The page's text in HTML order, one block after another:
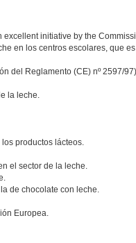
initiative by the
en los centros escolares, que
del Reglamento (CE) nº 2597/
la leche.
productos lácteos.
el sector de la leche.
de chocolate con leche.
Europea.